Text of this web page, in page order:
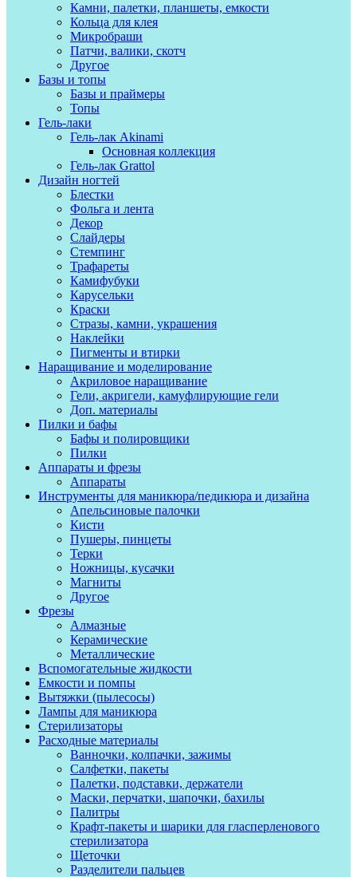
Камни, палетки, планшеты, емкости
Кольца для клея
Микробраши
Патчи, валики, скотч
Другое
Базы и топы
Базы и праймеры
Топы
Гель-лаки
Гель-лак Akinami
Основная коллекция
Гель-лак Grattol
Дизайн ногтей
Блестки
Фольга и лента
Декор
Слайдеры
Стемпинг
Трафареты
Камифубуки
Карусельки
Краски
Стразы, камни, украшения
Наклейки
Пигменты и втирки
Наращивание и моделирование
Акриловое наращивание
Гели, акригели, камуфлирующие гели
Доп. материалы
Пилки и бафы
Бафы и полировщики
Пилки
Аппараты и фрезы
Аппараты
Инструменты для маникюра/педикюра и дизайна
Апельсиновые палочки
Кисти
Пушеры, пинцеты
Терки
Ножницы, кусачки
Магниты
Другое
Фрезы
Алмазные
Керамические
Металлические
Вспомогательные жидкости
Емкости и помпы
Вытяжки (пылесосы)
Лампы для маникюра
Стерилизаторы
Расходные материалы
Ванночки, колпачки, зажимы
Салфетки, пакеты
Палетки, подставки, держатели
Маски, перчатки, шапочки, бахилы
Палитры
Крафт-пакеты и шарики для гласперленового
стерилизатора
Щеточки
Разделители пальцев